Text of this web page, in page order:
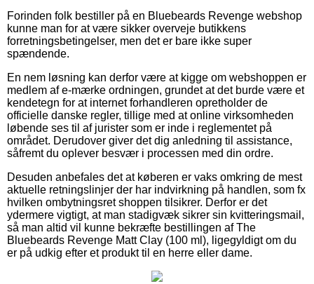
Forinden folk bestiller på en Bluebeards Revenge webshop
kunne man for at være sikker overveje butikkens
forretningsbetingelser, men det er bare ikke super
spændende.
En nem løsning kan derfor være at kigge om webshoppen er
medlem af e-mærke ordningen, grundet at det burde være et
kendetegn for at internet forhandleren opretholder de
officielle danske regler, tillige med at online virksomheden
løbende ses til af jurister som er inde i reglementet på
området. Derudover giver det dig anledning til assistance,
såfremt du oplever besvær i processen med din ordre.
Desuden anbefales det at køberen er vaks omkring de mest
aktuelle retningslinjer der har indvirkning på handlen, som fx
hvilken ombytningsret shoppen tilsikrer. Derfor er det
ydermere vigtigt, at man stadigvæk sikrer sin kvitteringsmail,
så man altid vil kunne bekræfte bestillingen af The
Bluebeards Revenge Matt Clay (100 ml), ligegyldigt om du
er på udkig efter et produkt til en herre eller dame.